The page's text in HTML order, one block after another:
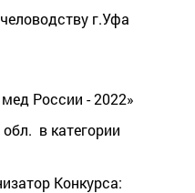
г.Уфа
России - 2022»
в категории
Конкурса: